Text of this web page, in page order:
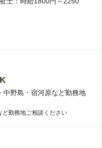
中野島・宿河原など勤務地
勤務地ご相談ください